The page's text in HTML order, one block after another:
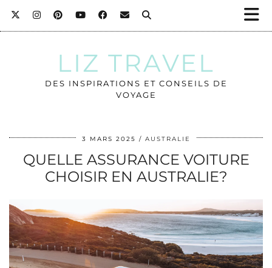
LIZ TRAVEL
DES INSPIRATIONS ET CONSEILS DE
VOYAGE
3 MARS 2025 AUSTRALIE
QUELLE ASSURANCE VOITURE
CHOISIR EN AUSTRALIE?